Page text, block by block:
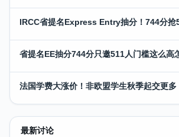
IRCC省提名Express Entry抽分！744分抢
省提名EE抽分744分只邀511人门槛这么高
法国学费大涨价！非欧盟学生秋季起交更
最新讨论